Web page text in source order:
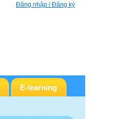
Đăng nhập / Đăng ký
E-learning